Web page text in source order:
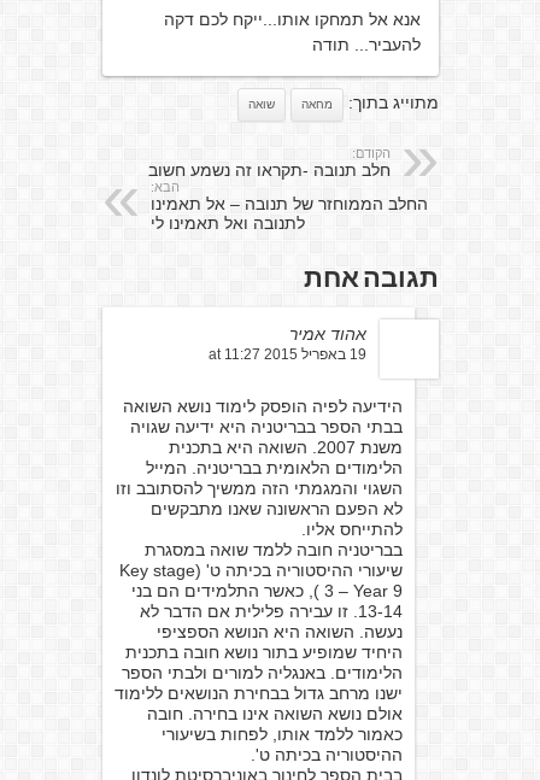
אנא אל תמחקו אותו...ייקח לכם דקה
להעביר... תודה
מתוייג בתוך: מחאה שואה
הקודם:
חלב תנובה -תקראו זה נשמע חשוב
הבא:
החלב הממוחזר של תנובה – אל תאמינו
לתנובה ואל תאמינו לי
תגובה אחת
אהוד אמיר
19 באפריל 2015 at 11:27
הידיעה לפיה הופסק לימוד נושא השואה
בבתי הספר בבריטניה היא ידיעה שגויה
משנת 2007. השואה היא בתכנית
הלימודים הלאומית בבריטניה. המייל
השגוי והמגמתי הזה ממשיך להסתובב וזו
לא הפעם הראשונה שאנו מתבקשים
להתייחס אליו.
בבריטניה חובה ללמד שואה במסגרת
שיעורי ההיסטוריה בכיתה ט' (Key stage
3 – Year 9 ), כאשר התלמידים הם בני
13-14. זו עבירה פלילית אם הדבר לא
נעשה. השואה היא הנושא הספציפי
היחיד שמופיע בתור נושא חובה בתכנית
הלימודים. באנגליה למורים ולבתי הספר
ישנו מרחב גדול בבחירת הנושאים ללימוד
אולם נושא השואה אינו בחירה. חובה
כאמור ללמד אותו, לפחות בשיעורי
ההיסטוריה בכיתה ט'.
בבית הספר לחינוך באוניברסיטת לונדון